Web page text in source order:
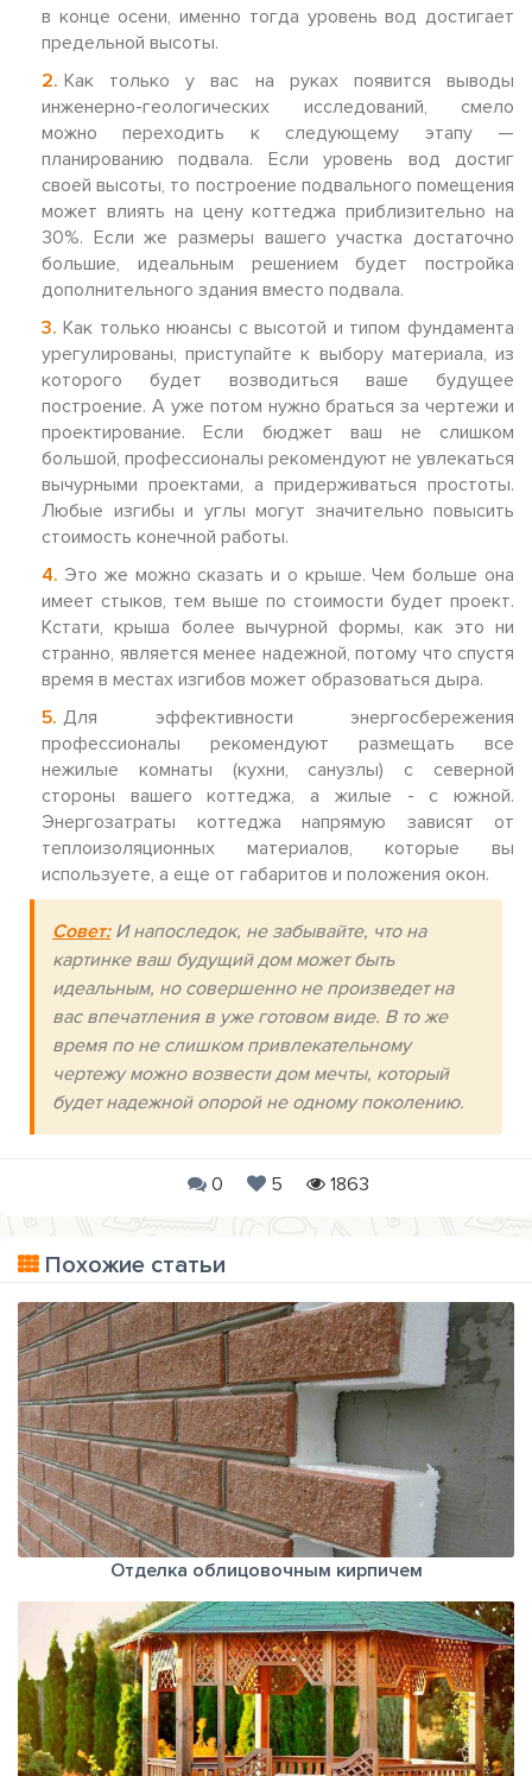
в конце осени, именно тогда уровень вод достигает
предельной высоты.
Как только у вас на руках появится выводы
инженерно-геологических исследований, смело
можно переходить к следующему этапу —
планированию подвала. Если уровень вод достиг
своей высоты, то построение подвального помещения
может влиять на цену коттеджа приблизительно на
30%. Если же размеры вашего участка достаточно
большие, идеальным решением будет постройка
дополнительного здания вместо подвала.
Как только нюансы с высотой и типом фундамента
урегулированы, приступайте к выбору материала, из
которого будет возводиться ваше будущее
построение. А уже потом нужно браться за чертежи и
проектирование. Если бюджет ваш не слишком
большой, профессионалы рекомендуют не увлекаться
вычурными проектами, а придерживаться простоты.
Любые изгибы и углы могут значительно повысить
стоимость конечной работы.
Это же можно сказать и о крыше. Чем больше она
имеет стыков, тем выше по стоимости будет проект.
Кстати, крыша более вычурной формы, как это ни
странно, является менее надежной, потому что спустя
время в местах изгибов может образоваться дыра.
Для эффективности энергосбережения
профессионалы рекомендуют размещать все
нежилые комнаты (кухни, санузлы) с северной
стороны вашего коттеджа, а жилые - с южной.
Энергозатраты коттеджа напрямую зависят от
теплоизоляционных материалов, которые вы
используете, а еще от габаритов и положения окон.
Совет:И напоследок, не забывайте, что на
картинке ваш будущий дом может быть
идеальным, но совершенно не произведет на
вас впечатления в уже готовом виде. В то же
время по не слишком привлекательному
чертежу можно возвести дом мечты, который
будет надежной опорой не одному поколению.
0 5 1863
Похожие статьи
Отделка облицовочным кирпичем